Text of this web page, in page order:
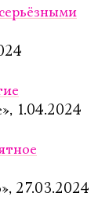
1.04.2024
27.03.2024